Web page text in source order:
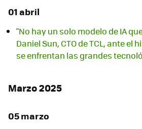
01 abril
"No hay un solo modelo de IA
Daniel Sun, CTO de TCL, ante el
se enfrentan las grandes
Marzo 2025
05 marzo